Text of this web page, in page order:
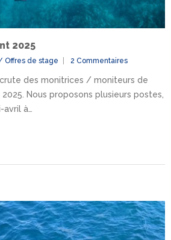
2025
Offres de stage 2 Commentaires
des monitrices / moniteurs de
Nous proposons plusieurs postes,
avril à…